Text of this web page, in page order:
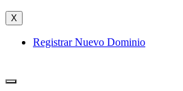
X
Registrar Nuevo Dominio